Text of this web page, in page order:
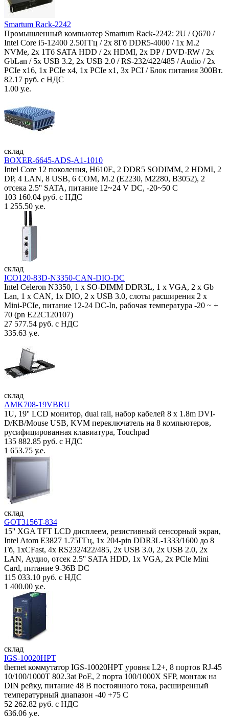
Smartum Rack-2242
Промышленный компьютер Smartum Rack-2242: 2U / Q670 /
Intel Core i5-12400 2.50ГГц / 2x 8Гб DDR5-4000 / 1x M.2
NVMe, 2x 1Тб SATA HDD / 2x HDMI, 2x DP / DVD-RW / 2x
GbLan / 5x USB 3.2, 2x USB 2.0 / RS-232/422/485 / Audio / 2x
PCIe x16, 1x PCIe x4, 1x PCIe x1, 3x PCI / Блок питания 300Вт.
82.17 руб. с НДС
1.00 у.е.
склад
BOXER-6645-ADS-A1-1010
Intel Core 12 поколения, H610E, 2 DDR5 SODIMM, 2 HDMI, 2
DP, 4 LAN, 8 USB, 6 COM, M.2 (E2230, M2280, B3052), 2
отсека 2.5'' SATA, питание 12~24 V DC, -20~50 C
103 160.04 руб. с НДС
1 255.50 у.е.
склад
ICO120-83D-N3350-CAN-DIO-DC
Intel Celeron N3350, 1 х SO-DIMM DDR3L, 1 х VGA, 2 x Gb
Lan, 1 х CAN, 1x DIO, 2 х USB 3.0, слоты расширения 2 x
Mini-PCIe, питание 12-24 DC-In, рабочая температура -20 ~ +
70 (pn E22C120107)
27 577.54 руб. с НДС
335.63 у.е.
склад
AMK708-19VBRU
1U, 19'' LCD монитор, dual rail, набор кабелей 8 x 1.8m DVI-
D/KB/Mouse USB, KVM переключатель на 8 компьютеров,
русифицированная клавиатура, Touchpad
135 882.85 руб. с НДС
1 653.75 у.е.
склад
GOT3156T-834
15'' XGA TFT LCD дисплеем, резистивный сенсорный экран,
Intel Atom E3827 1.75ГГц, 1x 204-pin DDR3L-1333/1600 до 8
Гб, 1xCFast, 4x RS232/422/485, 2x USB 3.0, 2x USB 2.0, 2x
LAN, Аудио, отсек 2.5'' SATA HDD, 1x VGA, 2x PCle Mini
Card, питание 9-36В DC
115 033.10 руб. с НДС
1 400.00 у.е.
склад
IGS-10020HPT
thernet коммутатор IGS-10020HPT уровня L2+, 8 портов RJ-45
10/100/1000T 802.3at PoE, 2 порта 100/1000X SFP, монтаж на
DIN рейку, питание 48 В постоянного тока, расширенный
температурный диапазон -40 +75 С
52 262.82 руб. с НДС
636.06 у.е.